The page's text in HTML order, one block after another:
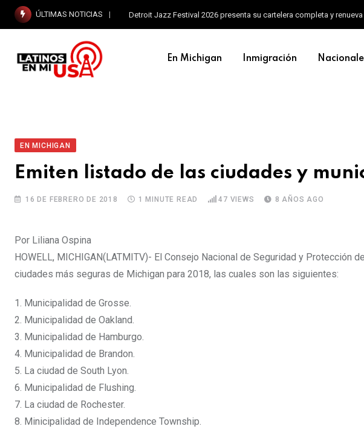
ÚLTIMAS NOTICIAS Detroit Jazz Festival 2026 presenta su cartelera completa y
En Michigan Inmigración
EN MICHIGAN
Emiten listado de las ciudades y
16 DE FEBRERO DE 2018 1 MINUTE READ 47 VIEWS 8 AÑOS AGO
Por Liliana Ospina
HOWELL, MICHIGAN(LATMITV)- El Consejo Nacional de Seguridad y Protección
ciudades más seguras de Michigan para 2018, las cuales son las siguientes:
1. Municipalidad de Grosse.
2. Municipalidad de Oakland.
3. Municipalidad de Hamburgo.
4. Municipalidad de Brandon.
5. La ciudad de South Lyon.
6. Municipalidad de Flushing.
7. La ciudad de Rochester.
8. Minicipalidad de Independence Township.